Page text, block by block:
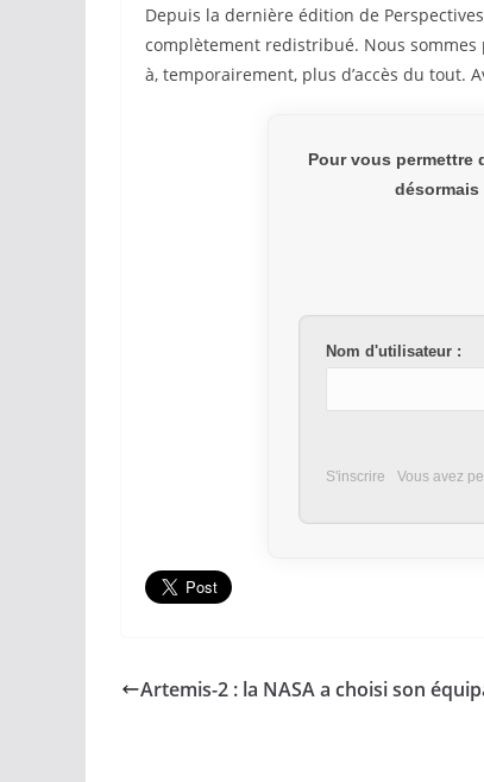
Depuis la dernière édition de
complètement redistribué. Nous sommes
à, temporairement, plus d’accès du tout.
Pour vous permettre
Nom d'utilisateur :
S'inscrire Vous avez
Artemis-2 : la NASA a choisi son